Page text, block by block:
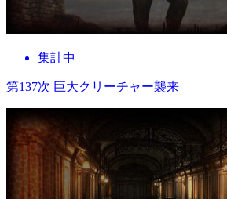
集計中
第137次 巨大クリーチャー襲来